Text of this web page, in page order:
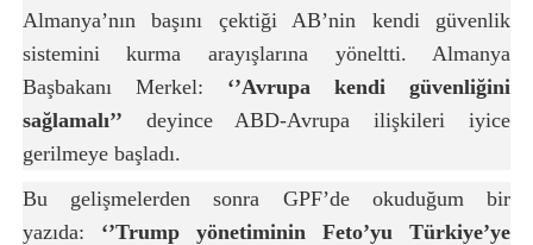
Almanya’nın başını çektiği AB’nin kendi güvenlik
sistemini kurma arayışlarına yöneltti. Almanya
Başbakanı Merkel: ‘’Avrupa kendi güvenliğini
sağlamalı’’ deyince ABD-Avrupa ilişkileri iyice
gerilmeye başladı.
Bu gelişmelerden sonra GPF’de okuduğum bir
yazıda: ‘’Trump yönetiminin Feto’yu Türkiye’ye